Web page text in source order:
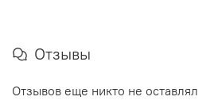
Отзывы
Отзывов еще никто не оставлял